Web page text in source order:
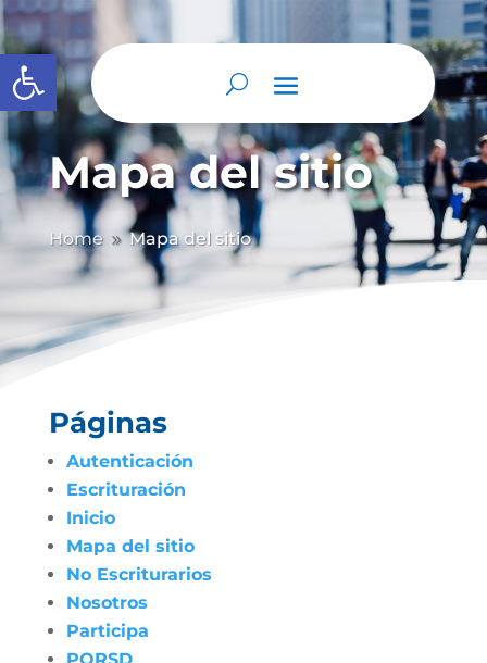
Abrir barra de herramientas
Mapa del sitio
Home 9 Mapa del sitio
Páginas
Autenticación
Escrituración
Inicio
Mapa del sitio
No Escriturarios
Nosotros
Participa